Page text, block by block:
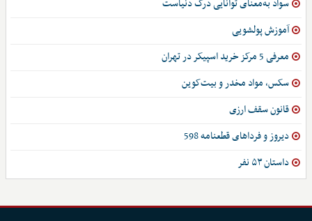
سواد به‌معنای توانایی درک دنیاست
آموزش پولشویی
معرفی 5 مرکز خرید اسپیکر در تهران
سکس، مواد مخدر و بیت‌کوین
قانون سقف ارزی
دیروز و فرداهای قطعنامه 598
داستان ۵۳ نفر